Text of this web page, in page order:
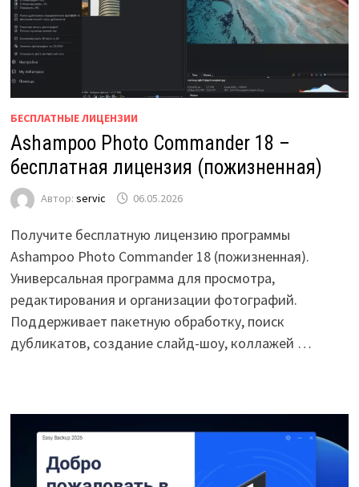
БЕСПЛАТНЫЕ ЛИЦЕНЗИИ
Ashampoo Photo Commander 18 –
бесплатная лицензия (пожизненная)
Автор: servic 06.05.2026
Получите бесплатную лицензию программы
Ashampoo Photo Commander 18 (пожизненная).
Универсальная программа для просмотра,
редактирования и организации фотографий.
Поддерживает пакетную обработку, поиск
дубликатов, создание слайд-шоу, коллажей …